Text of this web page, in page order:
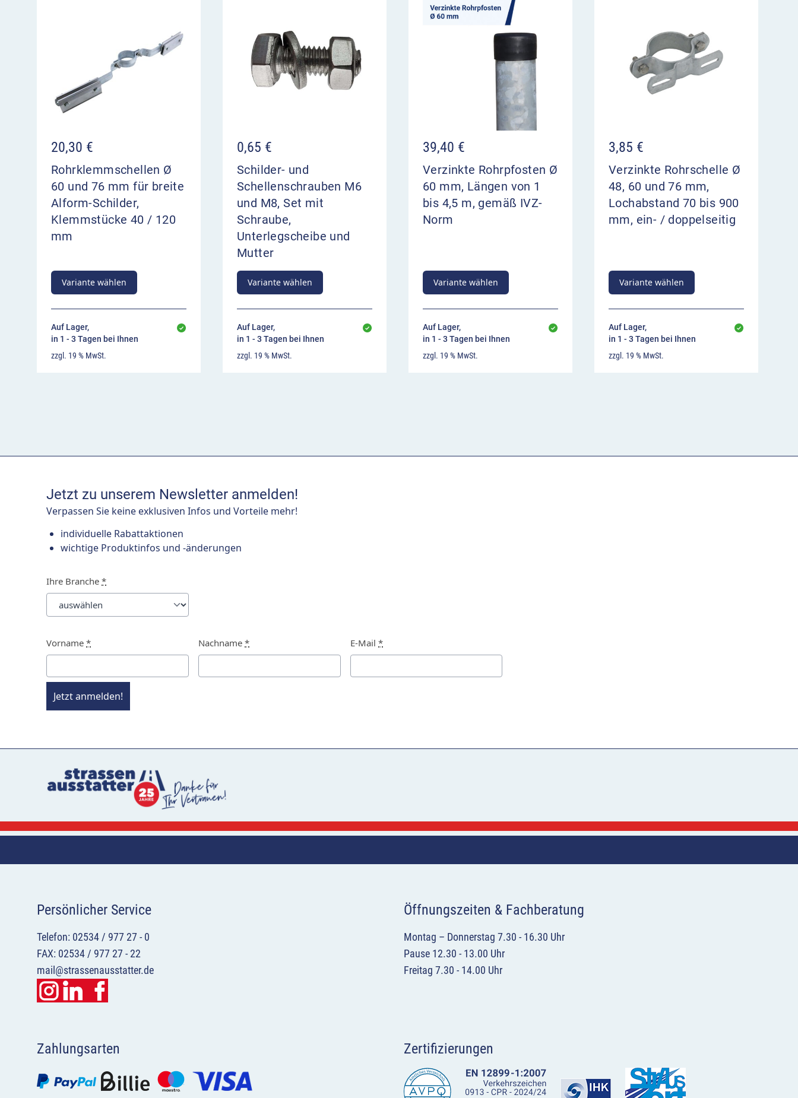
20,30 €
Rohrklemmschellen Ø
60 und 76 mm für breite
Alform-Schilder,
Klemmstücke 40 / 120
mm
Variante wählen
Auf Lager,
in 1 - 3 Tagen bei Ihnen
zzgl. 19 % MwSt.
0,65 €
Schilder- und
Schellenschrauben M6
und M8, Set mit
Schraube,
Unterlegscheibe und
Mutter
Variante wählen
Auf Lager,
in 1 - 3 Tagen bei Ihnen
zzgl. 19 % MwSt.
39,40 €
Verzinkte Rohrpfosten Ø
60 mm, Längen von 1
bis 4,5 m, gemäß IVZ-
Norm
Variante wählen
Auf Lager,
in 1 - 3 Tagen bei Ihnen
zzgl. 19 % MwSt.
3,85 €
Verzinkte Rohrschelle Ø
48, 60 und 76 mm,
Lochabstand 70 bis 900
mm, ein- / doppelseitig
Variante wählen
Auf Lager,
in 1 - 3 Tagen bei Ihnen
zzgl. 19 % MwSt.
Jetzt zu unserem Newsletter anmelden!
Verpassen Sie keine exklusiven Infos und Vorteile mehr!
individuelle Rabattaktionen
wichtige Produktinfos und -änderungen
Ihre Branche *
Vorname * Nachname * E-Mail *
Jetzt anmelden!
Persönlicher Service
Telefon: 02534 / 977 27 - 0
FAX: 02534 / 977 27 - 22
mail@strassenausstatter.de
Öffnungszeiten & Fachberatung
Montag – Donnerstag 7.30 - 16.30 Uhr
Pause 12.30 - 13.00 Uhr
Freitag 7.30 - 14.00 Uhr
Zahlungsarten Zertifizierungen